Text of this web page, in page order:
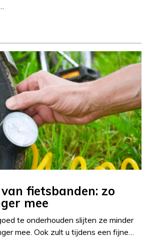
fietsbanden: zo
mee
te onderhouden slijten ze minder
mee. Ook zult u tijdens een fijne…